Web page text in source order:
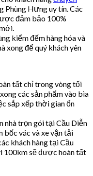
Phùng Hưng uy tín. Các
đảm bảo 100%
kiểm đếm hàng hóa và
xong để quý khách yên
tất chỉ trong vòng tối
các sản phẩm vào bìa
sắp xếp thời gian ổn
nhà trọn gói tại Cầu Diễn
bốc vác và xe vận tải
khách hàng tại Cầu
100km sẽ được hoàn tất